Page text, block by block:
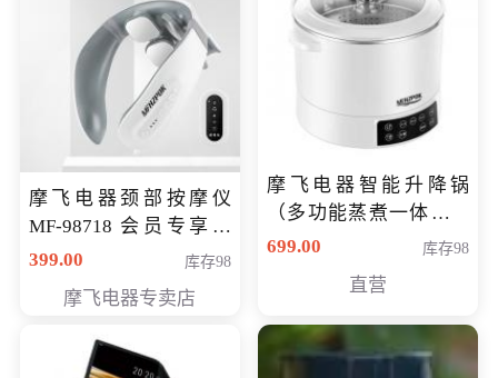
摩飞电器颈部按摩仪
MF-98718 会员专享价
299元
399.00 库存98
摩飞电器专卖店
摩飞电器智能升降锅
（多功能蒸煮一体锅）
（智能升降养生锅） 会
699.00 库存98
直营